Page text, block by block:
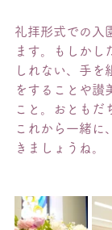
礼拝形式での入
ます。もしかし
しれない、手を
をすることや讃
こと。おともだ
これから一緒に
きましょうね。